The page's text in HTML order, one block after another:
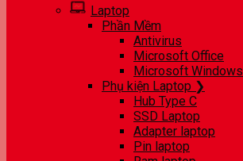
Laptop
Phần Mềm
Antivirus
Microsoft Office
Microsoft Windows
Phụ kiện Laptop ❯
Hub Type C
SSD Laptop
Adapter laptop
Pin laptop